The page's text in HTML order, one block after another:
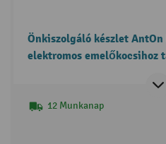
Önkiszolgáló készlet
elektromos emelőkocsihoz
12 Munkanap